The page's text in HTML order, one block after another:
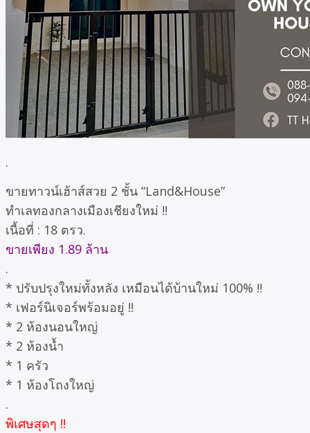
.
ขายทาวน์เฮ้าส์สวย 2 ชั้น “Land&House”
ทำเลทองกลางเมืองเชียงใหม่ !!
เนื้อที่ : 18 ตรว.
ขายเพียง 1.89 ล้าน
.
* ปรับปรุงใหม่ทั้งหลัง เหมือนได้บ้านใหม่ 100% ‼️
* เฟอร์นิเจอร์พร้อมอยู่ !!
* 2 ห้องนอนใหญ่
* 2 ห้องน้ำ
* 1 ครัว
* 1 ห้องโถงใหญ่
.
พิเศษสุดๆ !!